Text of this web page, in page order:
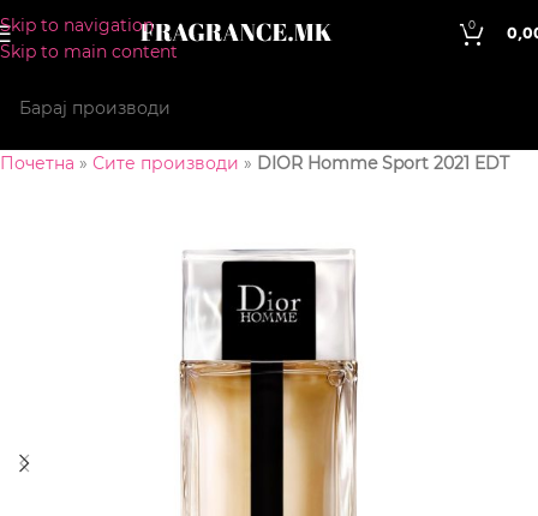
Skip to navigation
Skip to main content
0
Почетна » Сите производи » DIOR Homme Sport 2021 EDT